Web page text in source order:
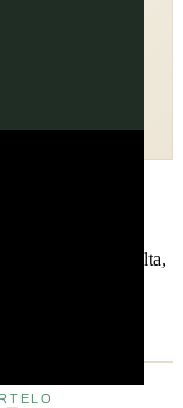
sustituye la consulta,
Consulta
tu salud.